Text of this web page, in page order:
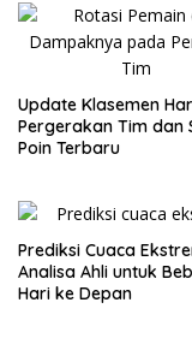
Update Klasemen
Pergerakan Tim dan
Poin Terbaru
Prediksi Cuaca
Analisa Ahli untuk
Hari ke Depan